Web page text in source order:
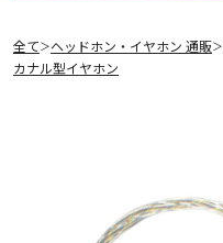
全て＞ヘッドホン・イヤホン 通販＞
カナル型イヤホン